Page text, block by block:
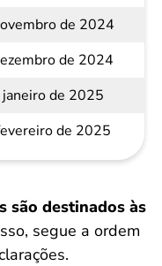
de 2024
de 2024
de 2025
de 2025
são destinados às
segue a ordem